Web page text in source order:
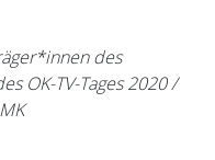
des
OK-TV-Tages 2020 /